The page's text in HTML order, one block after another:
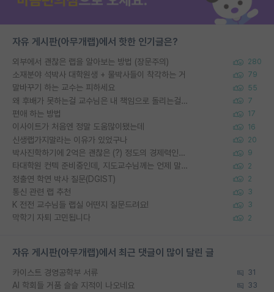
자유 게시판(아무개랩)에서 핫한 인기글은?
외부에서 괜찮은 랩을 알아보는 방법 (장문주의) 280
소재분야 석박사 대학원생 + 물박사들이 착각하는 거 79
말바꾸기 하는 교수는 피하세요 55
왜 후배가 못하는걸 교수님은 내 책임으로 돌리는걸까요? 7
편애 하는 방법 17
이사이트가 처음엔 정말 도움많이됐는데 16
신생랩가지말라는 이유가 있었구나 20
박사진학하기에 2억은 괜찮은 (?) 정도의 경제력인가요 9
타대학원 컨텍 준비중인데, 지도교수님께는 언제 말씀드려야 할까요? 2
정출연 학연 박사 질문(DGIST) 2
통신 관련 랩 추천 3
K 전전 교수님들 랩실 어떤지 질문드려요! 3
막학기 자퇴 고민됩니다 2
자유 게시판(아무개랩)에서 최근 댓글이 많이 달린 글
카이스트 경영공학부 서류 31
AI 학회들 거품 슬슬 지적이 나오네요 33